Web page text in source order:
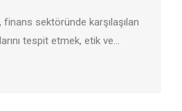
finans sektöründe karşılaşılan
tespit etmek, etik ve…